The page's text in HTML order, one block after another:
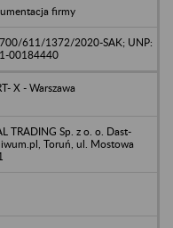
firmy
611/1372/2020-SAK; UNP:
00184440
X - Warszawa
TRADING Sp. z o. o. Dast-
Toruń, ul. Mostowa